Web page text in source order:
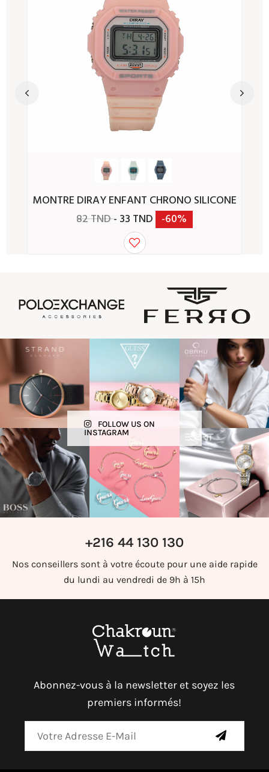
Previous
MONTRE DIRAY ENFANT CHRONO SILICONE
82 TND- 33 TND -60%
Next
FOLLOW US ON
INSTAGRAM
+216 44 130 130
Nos conseillers sont à votre écoute pour une aide rapide
du lundi au vendredi de 9h à 15h
Abonnez-vous à la newsletter et soyez les
premiers informés!